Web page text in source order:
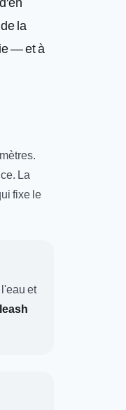
la
— et à
La
fixe le
et
leash